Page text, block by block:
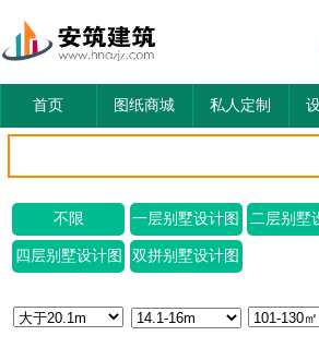
首页 图纸商城 私人定制
不限 一层别墅设计图 二层别墅
四层别墅设计图 双拼别墅设计图